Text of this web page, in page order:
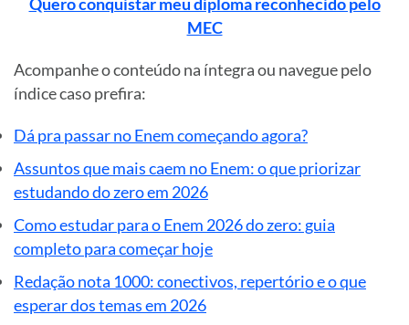
MEC
Acompanhe o conteúdo na íntegra ou navegue pelo
índice caso prefira:
Dá pra passar no Enem começando agora?
Assuntos que mais caem no Enem: o que priorizar
estudando do zero em 2026
Como estudar para o Enem 2026 do zero: guia
completo para começar hoje
Redação nota 1000: conectivos, repertório e o que
esperar dos temas em 2026